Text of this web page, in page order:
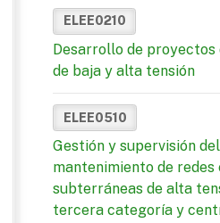
ELEE0210
Desarrollo de
de baja y alta tensión
ELEE0510
Gestión y supervisión
mantenimiento de
subterráneas de alta
tercera categoría y